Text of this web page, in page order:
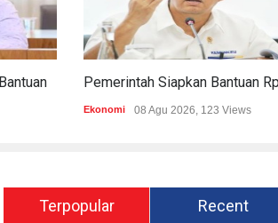
Ekonomi 08 Agu 2026, 123 Views
Terpopular Recent